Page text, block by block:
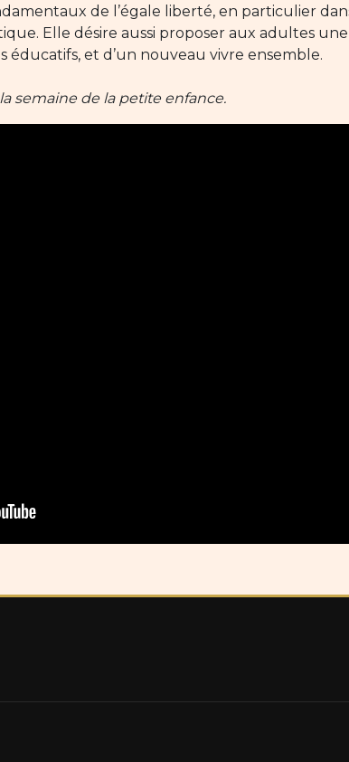
de l’égale liberté, en particulier
Elle désire aussi proposer aux adultes
éducatifs, et d’un nouveau vivre ensemble.
semaine de la petite enfance.